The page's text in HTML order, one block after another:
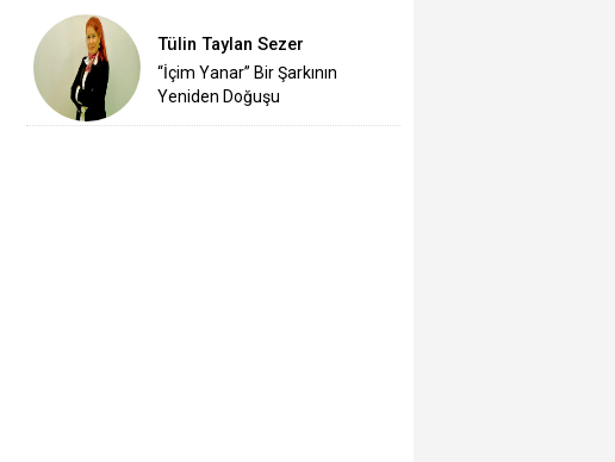
Tülin Taylan Sezer
“İçim Yanar” Bir Şarkının
Yeniden Doğuşu